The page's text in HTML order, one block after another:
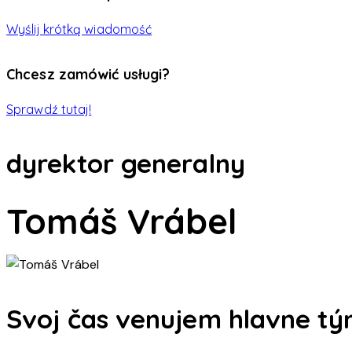
Wyślij krótką wiadomość
Chcesz zamówić usługi?
Sprawdź tutaj!
dyrektor generalny
Tomáš Vrábel
Svoj čas venujem hlavne